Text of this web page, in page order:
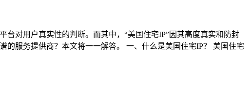
对用户真实性的判断。而其中，“美国住宅IP”因其高度真实和防封
服务提供商？本文将一一解答。 一、什么是美国住宅IP？ 美国住宅